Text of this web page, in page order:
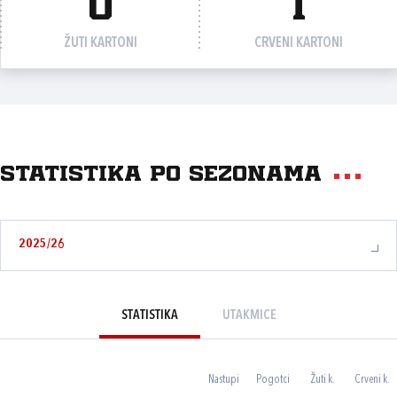
0
ŽUTI KARTONI
1
CRVENI KARTONI
Statistika po sezonama
2025/26
STATISTIKA UTAKMICE
Nastupi Pogotci Žuti k. Crveni k.